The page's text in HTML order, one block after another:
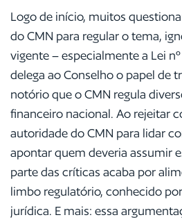
Logo de início, muitos
do CMN para regular o tema,
vigente – especialmente a Lei nº
delega ao Conselho o papel de
notório que o CMN regula
financeiro nacional. Ao rejeitar
autoridade do CMN para lidar
apontar quem deveria assumir
parte das críticas acaba por
limbo regulatório, conhecido
jurídica. E mais: essa